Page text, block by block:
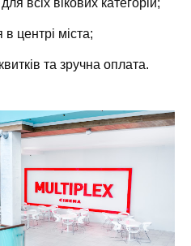
центрі міста;
та зручна оплата.